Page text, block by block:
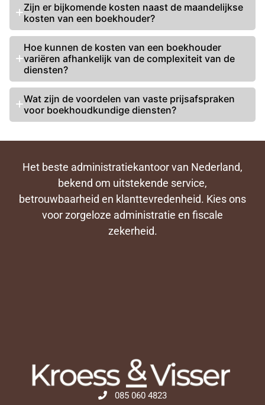
Zijn er bijkomende kosten naast de maandelijkse
kosten van een boekhouder?
Hoe kunnen de kosten van een boekhouder
variëren afhankelijk van de complexiteit van de
diensten?
Wat zijn de voordelen van vaste prijsafspraken
voor boekhoudkundige diensten?
Het beste administratiekantoor van Nederland,
bekend om uitstekende service,
betrouwbaarheid en klanttevredenheid. Kies ons
voor zorgeloze administratie en fiscale
zekerheid.
085 060 4823